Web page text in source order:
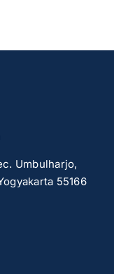
Umbulharjo,
55166